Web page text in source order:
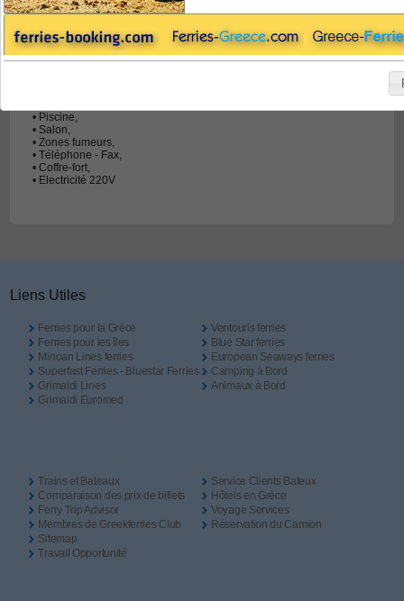
- Services
• Piscine,
• Salon,
• Zones fumeurs,
• Téléphone - Fax,
• Coffre-fort,
• Electricité 220V
Liens Utiles
Ferries pour la Grèce
Ferries pour les îles
Minoan Lines ferries
Superfast Ferries - Bluestar Ferries
Grimaldi Lines
Grimaldi Euromed
Ventouris ferries
Blue Star ferries
European Seaways ferries
Camping à Bord
Animaux à Bord
Trains et Bateaux
Comparaison des prix de billets
Ferry Trip Advisor
Membres de Greekferries Club
Sitemap
Travail Opportunité
Service Clients Bateux
Hôtels en Grèce
Voyage Services
Réservation du Camion